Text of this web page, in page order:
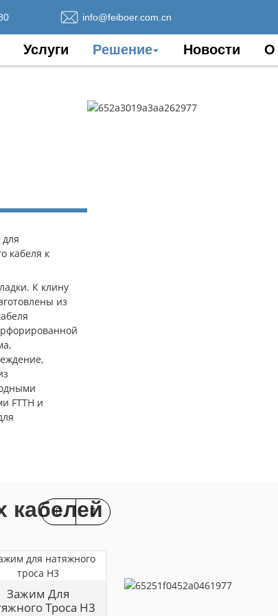
info@feiboer.com.cn
Услуги Решение Новости О
кабеля к
К клину
из
FTTH и
кабелей
Зажим Для
Троса H3
Зажим Для